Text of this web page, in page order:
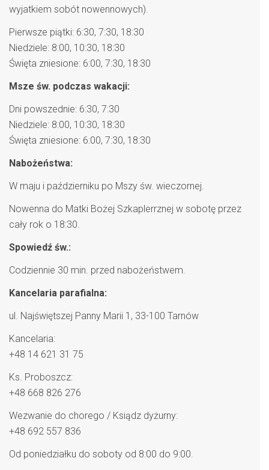
wyjatkiem sobót nowennowych).
Pierwsze piątki: 6:30, 7:30, 18:30
Niedziele: 8:00, 10:30, 18:30
Święta zniesione: 6:00, 7:30, 18:30
Msze św. podczas wakacji:
Dni powszednie: 6:30, 7:30
Niedziele: 8:00, 10:30, 18:30
Święta zniesione: 6:00, 7:30, 18:30
Nabożeństwa:
W maju i październiku po Mszy św. wieczornej.
Nowenna do Matki Bożej Szkaplerrznej w sobotę przez
cały rok o 18:30.
Spowiedź św.:
Codziennie 30 min. przed nabożeństwem.
Kancelaria parafialna:
ul. Najświętszej Panny Marii 1, 33-100 Tarnów
Kancelaria:
+48 14 621 31 75
Ks. Proboszcz:
+48 668 826 276
Wezwanie do chorego / Ksiądz dyżurny:
+48 692 557 836
Od poniedziałku do soboty od 8:00 do 9:00.